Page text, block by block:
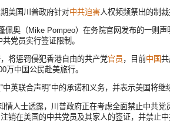
美国川普政府针对中共迫害人权频频祭出的制裁
佩奥（Mike Pompeo）在务院官网发布的一则声
党员实行签证限制。
将惩罚侵犯香港自由的共产党官员 ，目前中国
万中国公民赴美旅行。
中英联合声明”中的承诺和义务，并表示美国将继
情人士透露，川普政府正在考虑全面禁止中共党
销在美国的中共党员及其家人的签证，并禁止